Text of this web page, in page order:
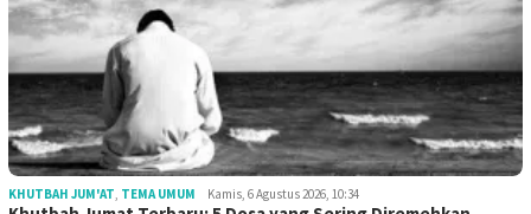
KHUTBAH JUM'AT TEMA UMUM Kamis, 6 Agustus 2026, 10:34